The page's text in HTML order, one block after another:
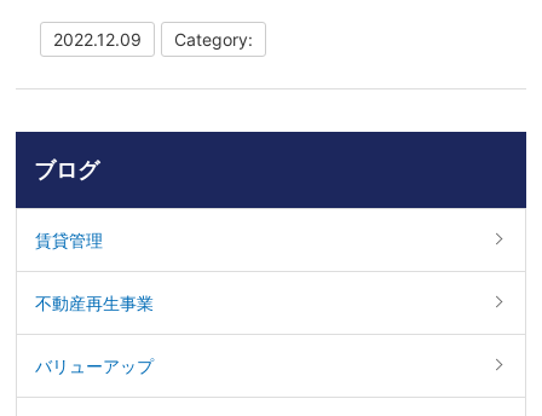
2022.12.09 Category:
ブログ
賃貸管理
不動産再生事業
バリューアップ